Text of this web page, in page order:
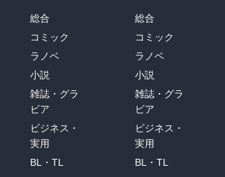
総合
コミック
ラノベ
小説
雑誌・グラ
ビア
ビジネス・
実用
BL・TL
総合
コミック
ラノベ
小説
雑誌・グラ
ビア
ビジネス・
実用
BL・TL